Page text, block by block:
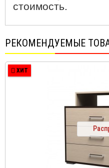
стоимость.
РЕКОМЕНДУЕМЫЕ
ХИТ